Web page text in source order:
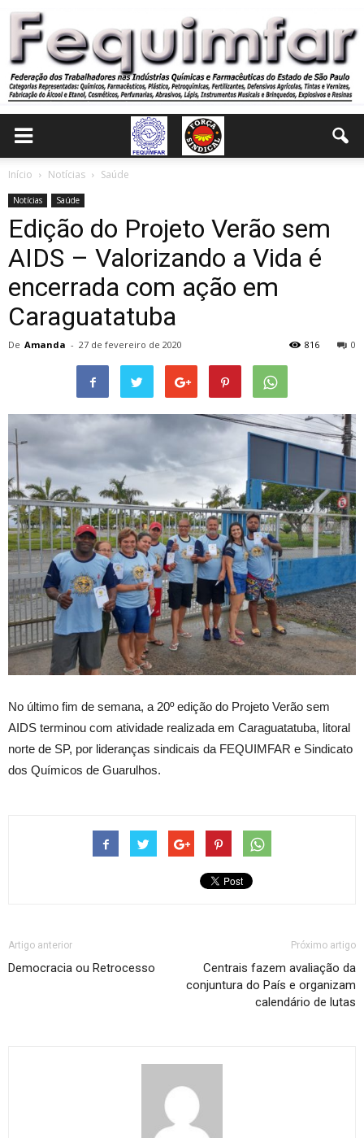
Início Notícias Saúde
Notícias Saúde
Edição do Projeto Verão sem
AIDS – Valorizando a Vida é
encerrada com ação em
Caraguatatuba
De Amanda - 27 de fevereiro de 2020 0
816
No último fim de semana, a 20º edição do Projeto Verão sem
AIDS terminou com atividade realizada em Caraguatatuba, litoral
norte de SP, por lideranças sindicais da FEQUIMFAR e Sindicato
dos Químicos de Guarulhos.
Artigo anterior
Democracia ou Retrocesso
Próximo artigo
Centrais fazem avaliação da
conjuntura do País e organizam
calendário de lutas